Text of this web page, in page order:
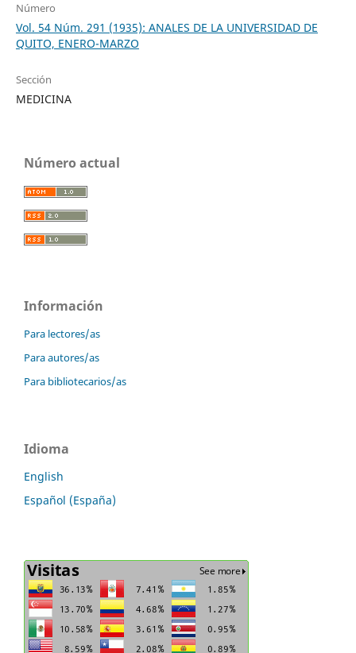
Número
Vol. 54 Núm. 291 (1935): ANALES DE LA UNIVERSIDAD DE
QUITO, ENERO-MARZO
Sección
MEDICINA
Número actual
Información
Para lectores/as
Para autores/as
Para bibliotecarios/as
Idioma
English
Español (España)